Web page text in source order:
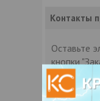
Контакты
Оставьте
кнопки
Вас